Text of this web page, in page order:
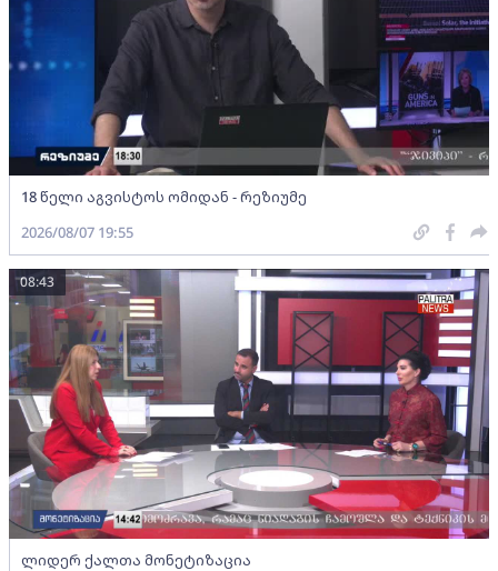
18 წელი აგვისტოს ომიდან - რეზიუმე
2026/08/07 19:55
ლიდერ ქალთა მონეტიზაცია
08:43